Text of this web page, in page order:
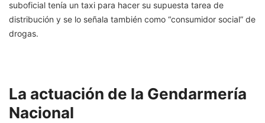
suboficial tenía un taxi para hacer su supuesta tarea de
distribución y se lo señala también como “consumidor social” de
drogas.
La actuación de la Gendarmería
Nacional